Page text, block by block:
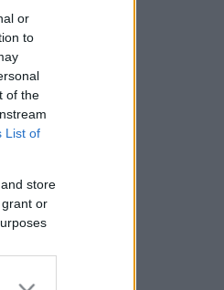
or
to
of the
List of
store
or